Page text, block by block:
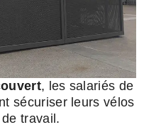
, les salariés de
sécuriser leurs vélos
travail.